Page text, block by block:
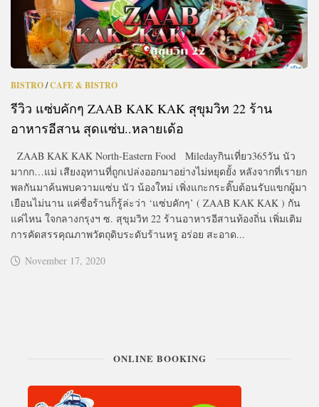
BISTRO/CAFE & BISTRO
รีวิว แซ่บคักๆ ZAAB KAK KAK สุขุมวิท 22 ร้าน
อาหารอีสาน สุดแซ่บ..หลายเด้อ
ZAAB KAK KAK North-Eastern Food Miledayกินเที่ยว365วัน นัว
มากก…แม่ เสียงอุทานที่ถูกเปล่งออกมาอย่างไม่หยุดยั้ง หลังจากที่เรายก
พลกันมาค้นพบความแซ่บ นัว น้องใหม่ เพิ่งแกะกระติ๊บต้อนรับแขกผู้มา
เยือนไม่นาน แค่ชื่อร้านก็รู้ล่ะว่า ‘แซ่บคักๆ’ ( ZAAB KAK KAK ) กัน
แค่ไหน ใจกลางกรุงฯ ซ. สุขุมวิท 22 ร้านอาหารอีสานท้องถิ่น เพิ่มเติม
การคัดสรรคุณภาพวัตถุดิบระดับร้านหรู อร่อย สะอาด...
November 17, 2020
ONLINE BOOKING